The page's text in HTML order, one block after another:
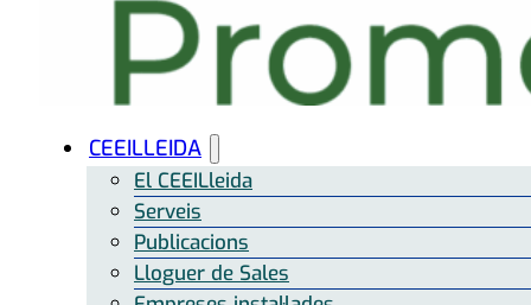
CEEILLEIDA
El CEEILleida
Serveis
Publicacions
Lloguer de Sales